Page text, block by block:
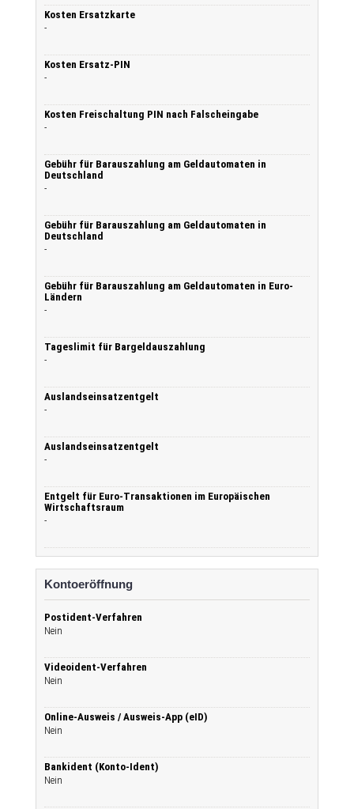
Kosten Ersatzkarte
-
Kosten Ersatz-PIN
-
Kosten Freischaltung PIN nach Falscheingabe
-
Gebühr für Barauszahlung am Geldautomaten in
Deutschland
-
Gebühr für Barauszahlung am Geldautomaten in
Deutschland
-
Gebühr für Barauszahlung am Geldautomaten in Euro-
Ländern
-
Tageslimit für Bargeldauszahlung
-
Auslandseinsatzentgelt
-
Auslandseinsatzentgelt
-
Entgelt für Euro-Transaktionen im Europäischen
Wirtschaftsraum
-
Kontoeröffnung
Postident-Verfahren
Nein
Videoident-Verfahren
Nein
Online-Ausweis / Ausweis-App (eID)
Nein
Bankident (Konto-Ident)
Nein